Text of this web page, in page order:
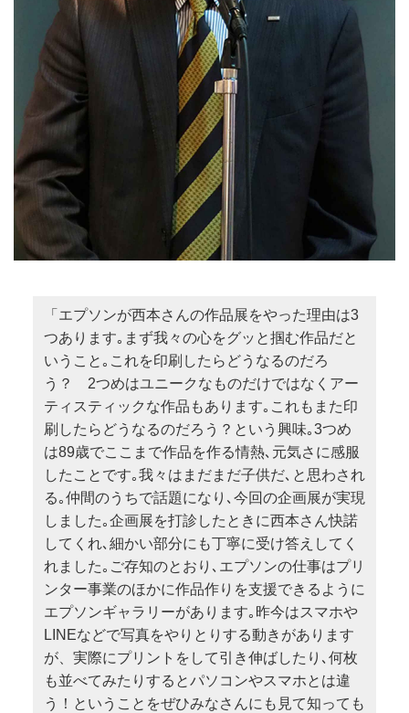
「エプソンが西本さんの作品展をやった理由は3
つあります｡まず我々の心をグッと掴む作品だと
いうこと｡これを印刷したらどうなるのだろ
う？ 2つめはユニークなものだけではなくアー
ティスティックな作品もあります｡これもまた印
刷したらどうなるのだろう？という興味｡3つめ
は89歳でここまで作品を作る情熱､元気さに感服
したことです｡我々はまだまだ子供だ､と思わされ
る｡仲間のうちで話題になり､今回の企画展が実現
しました｡企画展を打診したときに西本さん快諾
してくれ､細かい部分にも丁寧に受け答えしてく
れました｡ご存知のとおり､エプソンの仕事はプリ
ンター事業のほかに作品作りを支援できるように
エプソンギャラリーがあります｡昨今はスマホや
LINEなどで写真をやりとりする動きがあります
が、実際にプリントをして引き伸ばしたり､何枚
も並べてみたりするとパソコンやスマホとは違
う！ということをぜひみなさんにも見て知っても